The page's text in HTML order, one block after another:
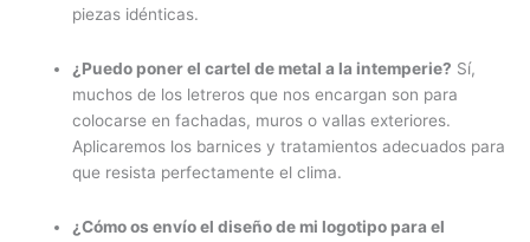
piezas idénticas.
¿Puedo poner el cartel de metal a la intemperie? Sí,
muchos de los letreros que nos encargan son para
colocarse en fachadas, muros o vallas exteriores.
Aplicaremos los barnices y tratamientos adecuados para
que resista perfectamente el clima.
¿Cómo os envío el diseño de mi logotipo para el